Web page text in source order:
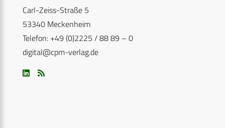
Carl-Zeiss-Straße 5
53340 Meckenheim
Telefon: +49 (0)2225 / 88 89 – 0
digital@cpm-verlag.de